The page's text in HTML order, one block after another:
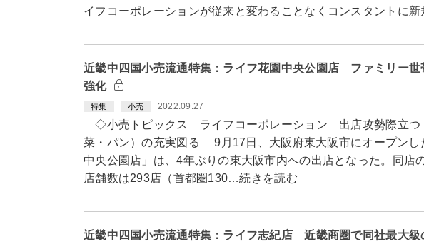
イフコーポレーションが従来と変わることなくコンスタントに
近畿中四国小売流通特集：ライフ花園中央公園店 ファミリー世
強化
特集 小売 2022.09.27
◇小売トピックス ライフコーポレーション 出店攻勢際立
菜・パン）の充実図る 9月17日、大阪府東大阪市にオープンし
中央公園店」は、4年ぶりの東大阪市内への出店となった。同店
店舗数は293店（首都圏130…続きを読む
近畿中四国小売流通特集：ライフ志紀店 近畿商圏で同社最大級